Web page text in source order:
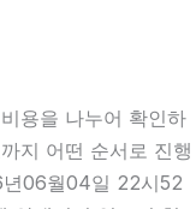
용을 나누어 확인하
지 어떤 순서로 진행
년06월04일 22시52